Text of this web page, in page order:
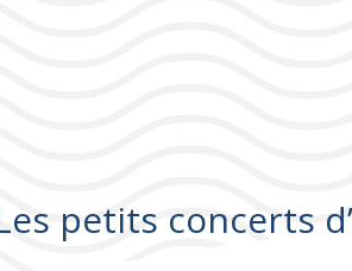
petits concerts